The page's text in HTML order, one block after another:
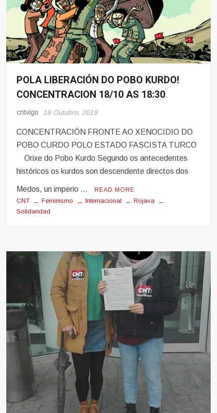
Eventos
Noticias
POLA LIBERACIÓN DO POBO KURDO!
CONCENTRACION 18/10 AS 18:30
cntvigo 16 Outubro, 2019
CONCENTRACIÓN FRONTE AO XENOCIDIO DO
POBO CURDO POLO ESTADO FASCISTA TURCO
Orixe do Pobo Kurdo Segundo os antecedentes
históricos os kurdos son descendente directos dos
Medos, un imperio … READ MORE
CNT Feminismo Internacional
Rojava
Solidaridad